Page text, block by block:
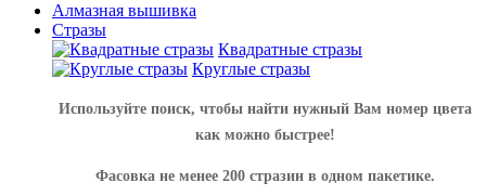
Алмазная вышивка
Стразы
Квадратные стразы
Круглые стразы
Используйте поиск, чтобы найти нужный Вам номер цвета
как можно быстрее!
Фасовка не менее 200 стразин в одном пакетике.